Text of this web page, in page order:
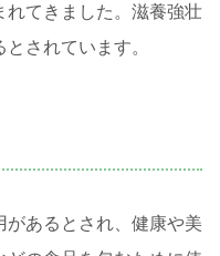
れてきました。滋養強壮
されています。
あるとされ、健康や美